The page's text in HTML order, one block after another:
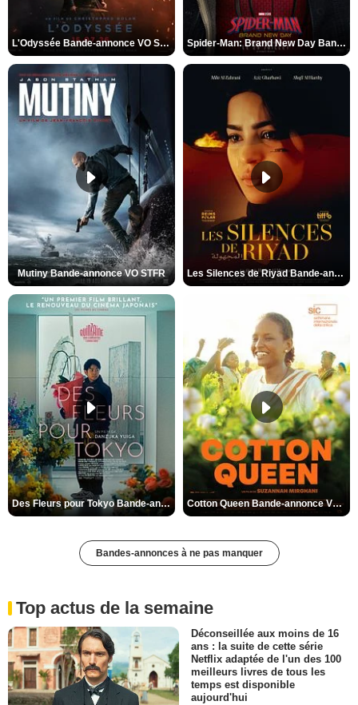
L'Odyssée Bande-annonce VO STFR Spider-Man: Brand New Day Bande-annonce VO STFR
Mutiny Bande-annonce VO STFR Les Silences de Riyad Bande-annonce VO STFR
Des Fleurs pour Tokyo Bande-annonce VO STFR Cotton Queen Bande-annonce VO STFR
Bandes-annonces à ne pas manquer
Top actus de la semaine
Déconseillée aux moins de 16
ans : la suite de cette série
Netflix adaptée de l'un des 100
meilleurs livres de tous les
temps est disponible
aujourd'hui